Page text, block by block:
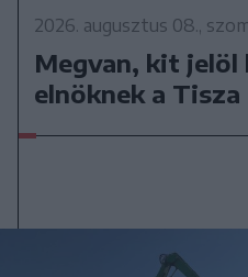
2026. augusztus 08.,
Megvan, kit jelöl
elnöknek a Tisza